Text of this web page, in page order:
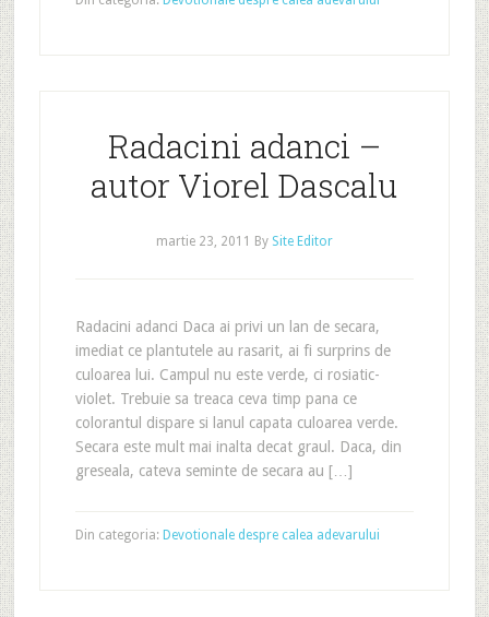
Radacini adanci –
autor Viorel Dascalu
martie 23, 2011 By Site Editor
Radacini adanci Daca ai privi un lan de secara,
imediat ce plantutele au rasarit, ai fi surprins de
culoarea lui. Campul nu este verde, ci rosiatic-
violet. Trebuie sa treaca ceva timp pana ce
colorantul dispare si lanul capata culoarea verde.
Secara este mult mai inalta decat graul. Daca, din
greseala, cateva seminte de secara au […]
Din categoria: Devotionale despre calea adevarului